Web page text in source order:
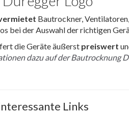
Bautrockner,
bei der Auswahl der richtigen
die Geräte äußerst preiswert
dazu auf der Bautrocknung
Links